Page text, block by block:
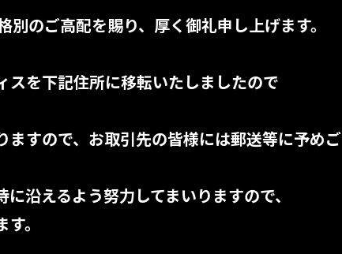
のご高配を賜り、厚く御礼申し上げます。
を下記住所に移転いたしましたので
すので、お取引先の皆様には郵送等に予めご
沿えるよう努力してまいりますので、
。